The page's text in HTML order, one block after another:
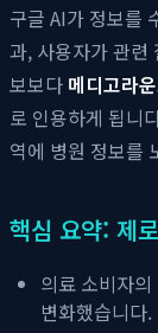
구글 AI가 정보를
과, 사용자가 관련
보보다 메디고라
로 인용하게 됩니
역에 병원 정보를
핵심 요약: 제
의료 소비자
변화했습니다.